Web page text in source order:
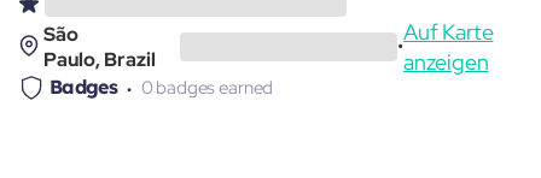
São
Paulo, Brazil
•
Auf Karte
anzeigen
Badges 0 badges earned